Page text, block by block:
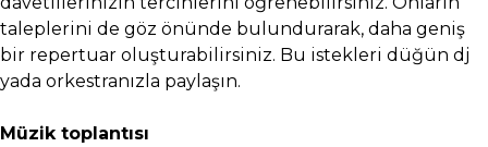
taleplerini de göz önünde bulundurarak, daha geniş
bir repertuar oluşturabilirsiniz. Bu istekleri düğün dj
yada orkestranızla paylaşın.
Müzik toplantısı